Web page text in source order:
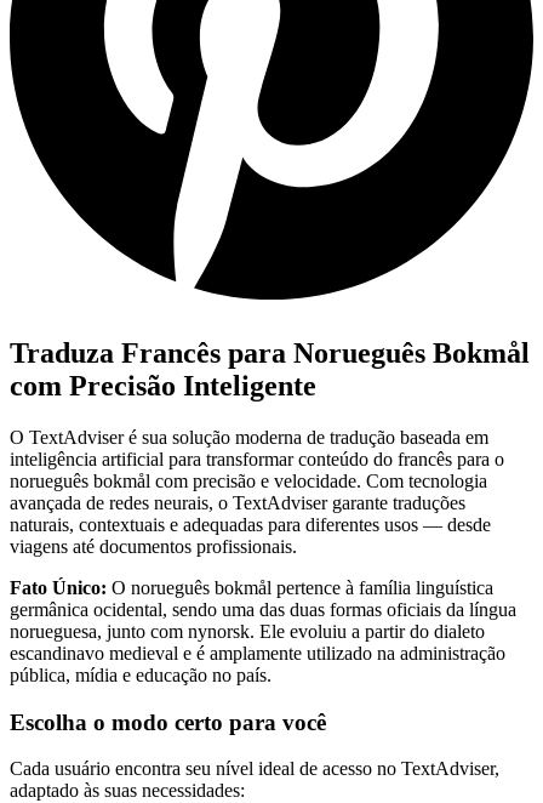
Traduza Francês para Norueguês Bokmål
com Precisão Inteligente
O TextAdviser é sua solução moderna de tradução baseada em
inteligência artificial para transformar conteúdo do francês para o
norueguês bokmål com precisão e velocidade. Com tecnologia
avançada de redes neurais, o TextAdviser garante traduções
naturais, contextuais e adequadas para diferentes usos — desde
viagens até documentos profissionais.
Fato Único: O norueguês bokmål pertence à família linguística
germânica ocidental, sendo uma das duas formas oficiais da língua
norueguesa, junto com nynorsk. Ele evoluiu a partir do dialeto
escandinavo medieval e é amplamente utilizado na administração
pública, mídia e educação no país.
Escolha o modo certo para você
Cada usuário encontra seu nível ideal de acesso no TextAdviser,
adaptado às suas necessidades: